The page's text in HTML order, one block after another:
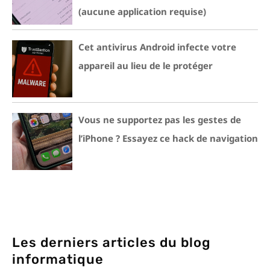
(aucune application requise)
Cet antivirus Android infecte votre
appareil au lieu de le protéger
Vous ne supportez pas les gestes de
l’iPhone ? Essayez ce hack de navigation
Les derniers articles du blog
informatique